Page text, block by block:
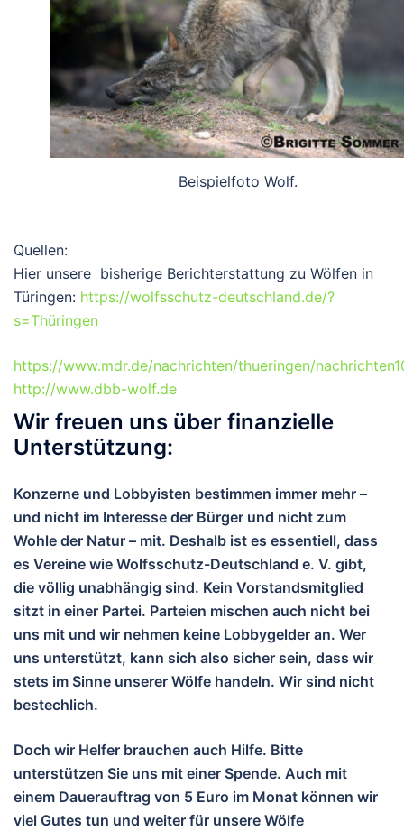
Beispielfoto Wolf.
Quellen:
Hier unsere bisherige Berichterstattung zu Wölfen in
Türingen: https://wolfsschutz-deutschland.de/?
s=Thüringen
https://www.mdr.de/nachrichten/thueringen/
http://www.dbb-wolf.de
Wir freuen uns über finanzielle
Unterstützung:
Konzerne und Lobbyisten bestimmen immer mehr –
und nicht im Interesse der Bürger und nicht zum
Wohle der Natur – mit. Deshalb ist es essentiell, dass
es Vereine wie Wolfsschutz-Deutschland e. V. gibt,
die völlig unabhängig sind. Kein Vorstandsmitglied
sitzt in einer Partei. Parteien mischen auch nicht bei
uns mit und wir nehmen keine Lobbygelder an. Wer
uns unterstützt, kann sich also sicher sein, dass wir
stets im Sinne unserer Wölfe handeln. Wir sind nicht
bestechlich.
Doch wir Helfer brauchen auch Hilfe. Bitte
unterstützen Sie uns mit einer Spende. Auch mit
einem Dauerauftrag von 5 Euro im Monat können wir
viel Gutes tun und weiter für unsere Wölfe